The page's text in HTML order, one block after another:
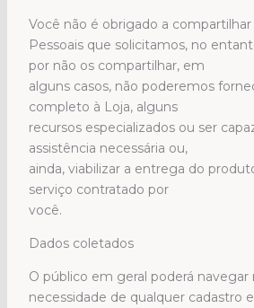
Você não é obrigado a compartilhar
Pessoais que solicitamos, no
por não os compartilhar, em
alguns casos, não poderemos
completo à Loja, alguns
recursos especializados ou ser
assistência necessária ou,
ainda, viabilizar a entrega do
serviço contratado por
você.
Dados coletados
O público em geral poderá navegar
necessidade de qualquer cadastro